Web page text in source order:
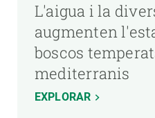
L'aigua i la
augmenten
boscos
mediterranis
EXPLORAR